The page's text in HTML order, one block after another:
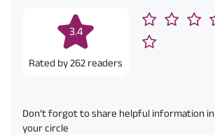
3.4
Rated by262 readers
Don’t forgot to share helpful information in
your circle